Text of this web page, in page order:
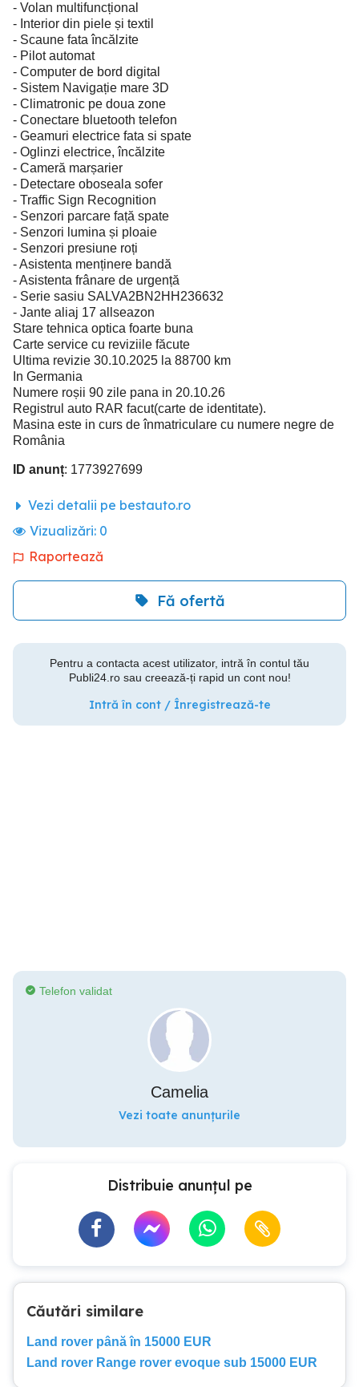
- Volan multifuncțional
- Interior din piele și textil
- Scaune fata încălzite
- Pilot automat
- Computer de bord digital
- Sistem Navigație mare 3D
- Climatronic pe doua zone
- Conectare bluetooth telefon
- Geamuri electrice fata si spate
- Oglinzi electrice, încălzite
- Cameră marșarier
- Detectare oboseala sofer
- Traffic Sign Recognition
- Senzori parcare față spate
- Senzori lumina și ploaie
- Senzori presiune roți
- Asistenta menținere bandă
- Asistenta frânare de urgență
- Serie sasiu SALVA2BN2HH236632
- Jante aliaj 17 allseazon
Stare tehnica optica foarte buna
Carte service cu reviziile făcute
Ultima revizie 30.10.2025 la 88700 km
In Germania
Numere roșii 90 zile pana in 20.10.26
Registrul auto RAR facut(carte de identitate).
Masina este in curs de înmatriculare cu numere negre de
România
ID anunț: 1773927699
Vezi detalii pe bestauto.ro
Vizualizări: 0
Raportează
Fă ofertă
Pentru a contacta acest utilizator, intră în contul tău
Publi24.ro sau creează-ți rapid un cont nou!
Intră în cont / Înregistrează-te
Telefon validat
Camelia
Vezi toate anunțurile
Distribuie anunțul pe
Căutări similare
Land rover până în 15000 EUR
Land rover Range rover evoque sub 15000 EUR